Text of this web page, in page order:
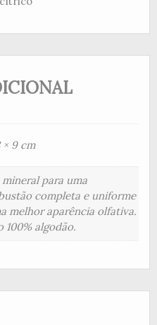
× 9 cm
mineral para uma
completa e uniforme
melhor aparência olfativa.
100% algodão.